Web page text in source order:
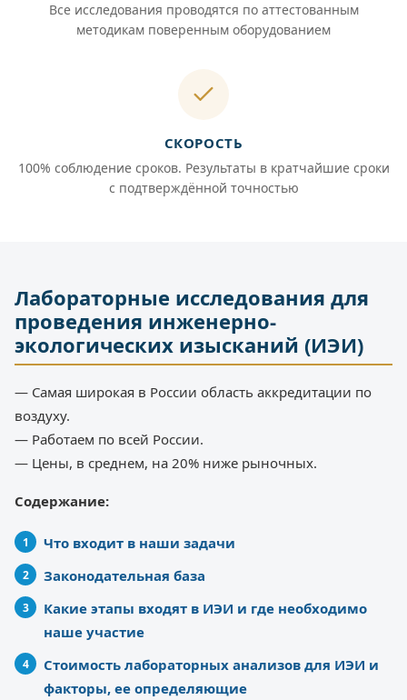
Все исследования проводятся по аттестованным
методикам поверенным оборудованием
СКОРОСТЬ
100% соблюдение сроков. Результаты в кратчайшие сроки
с подтверждённой точностью
Лабораторные исследования для
проведения инженерно-
экологических изысканий (ИЭИ)
— Самая широкая в России область аккредитации по
воздуху.
— Работаем по всей России.
— Цены, в среднем, на 20% ниже рыночных.
Содержание:
Что входит в наши задачи
Законодательная база
Какие этапы входят в ИЭИ и где необходимо
наше участие
Стоимость лабораторных анализов для ИЭИ и
факторы, ее определяющие